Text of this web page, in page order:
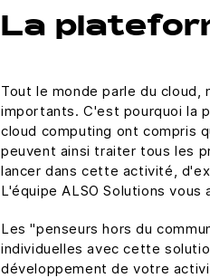
La
Tout le monde parle du
importants. C'est pourquoi la
cloud computing ont compris
peuvent ainsi traiter tous les
lancer dans cette activité,
L'équipe ALSO Solutions vous
Les "penseurs hors du
individuelles avec cette
développement de votre